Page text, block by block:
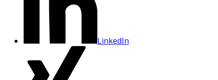
LinkedIn